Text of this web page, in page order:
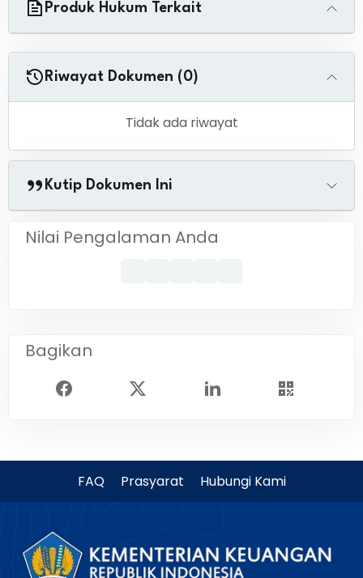
Produk Hukum Terkait
Riwayat Dokumen (0)
Tidak ada riwayat
Kutip Dokumen Ini
Nilai Pengalaman Anda
Bagikan
FAQ Prasyarat Hubungi Kami